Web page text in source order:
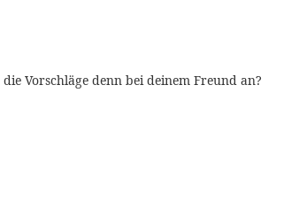
Vorschläge denn bei deinem Freund an?